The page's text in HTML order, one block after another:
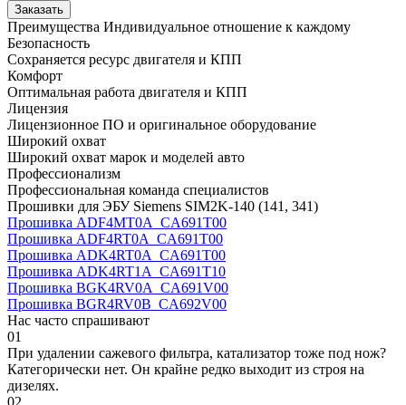
Заказать
Преимущества Индивидуальное отношение к каждому
Безопасность
Сохраняется ресурс двигателя и КПП
Комфорт
Оптимальная работа двигателя и КПП
Лицензия
Лицензионное ПО и оригинальное оборудование
Широкий охват
Широкий охват марок и моделей авто
Профессионализм
Профессиональная команда специалистов
Прошивки для ЭБУ Siemens SIM2K-140 (141, 341)
Прошивка ADF4MT0A_CA691T00
Прошивка ADF4RT0A_CA691T00
Прошивка ADK4RT0A_CA691T00
Прошивка ADK4RT1A_CA691T10
Прошивка BGK4RV0A_CA691V00
Прошивка BGR4RV0B_CA692V00
Нас часто спрашивают
01
При удалении сажевого фильтра, катализатор тоже под нож?
Категорически нет. Он крайне редко выходит из строя на
дизелях.
02